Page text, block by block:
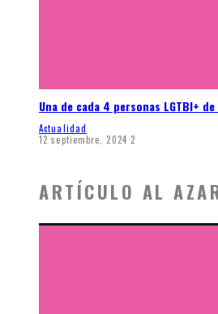
Una de cada 4 personas LGTBI+
Actualidad
12 septiembre, 2024 2
ARTÍCULO AL